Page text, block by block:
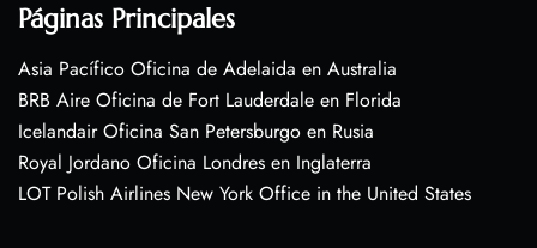
Páginas Principales
Asia Pacífico Oficina de Adelaida en Australia
BRB Aire Oficina de Fort Lauderdale en Florida
Icelandair Oficina San Petersburgo en Rusia
Royal Jordano Oficina Londres en Inglaterra
LOT Polish Airlines New York Office in the United States